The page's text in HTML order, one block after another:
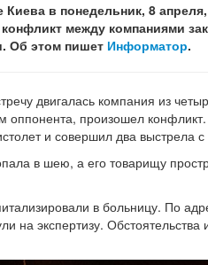
Киева в понедельник, 8
между компаниями
Об этом пишет Информатор.
двигалась компания из
произошел
и совершил два выстрела с
в шею, а его товарищу
в больницу. По
на экспертизу.